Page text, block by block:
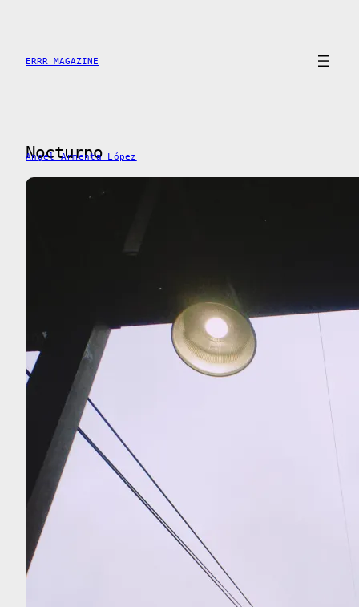
content
ERRR MAGAZINE
Nocturno
Ángel Armenta López